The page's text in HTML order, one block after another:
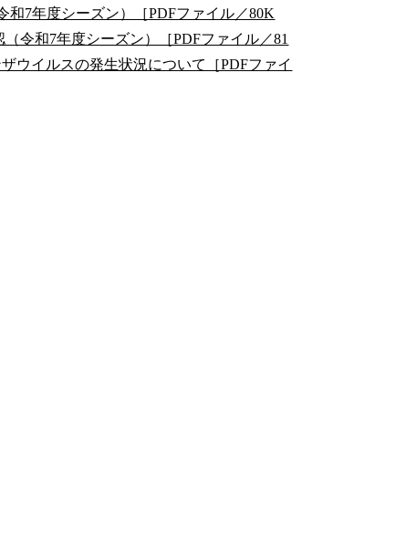
和7年度シーズン）［PDFファイル／80K
令和7年度シーズン）［PDFファイル／81
ウイルスの発生状況について［PDFファイ